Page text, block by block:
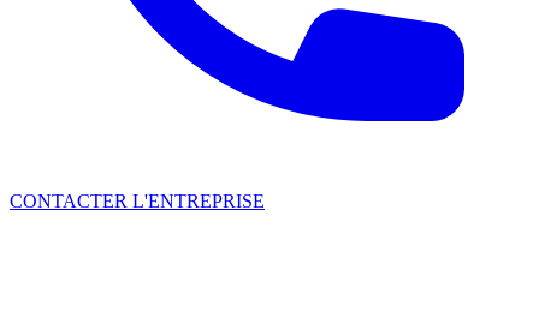
CONTACTER L'ENTREPRISE